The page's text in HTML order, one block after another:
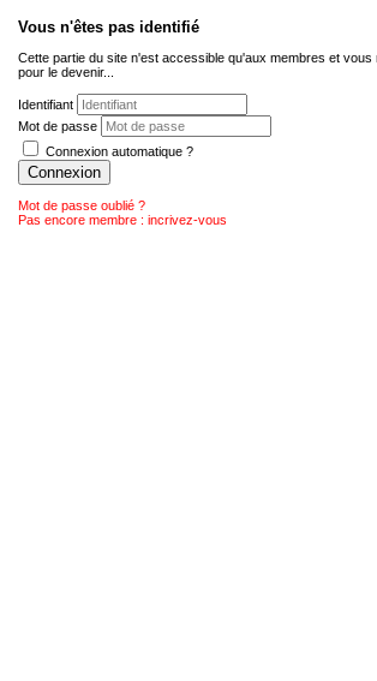
Vous n'êtes pas identifié
Cette partie du site n'est accessible qu'aux membres et
pour le devenir...
Identifiant
Mot de passe
Connexion automatique ?
Connexion
Mot de passe oublié ?
Pas encore membre : incrivez-vous